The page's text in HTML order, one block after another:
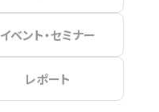
イベント・セミナー
レポート